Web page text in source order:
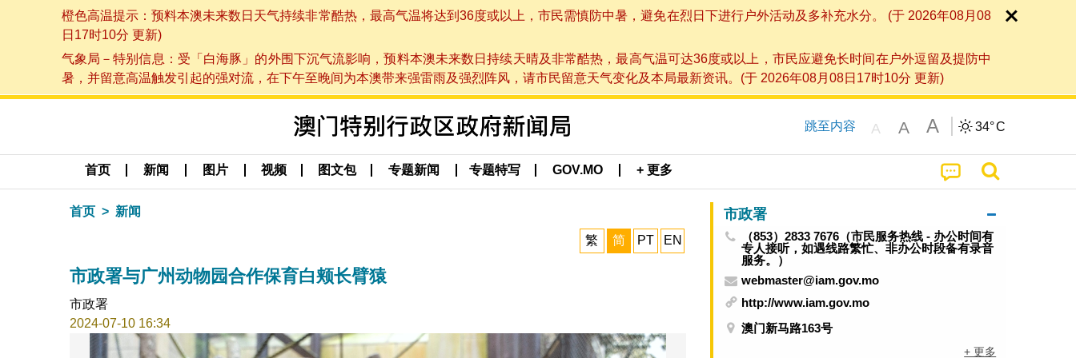
橙色高温提示：预料本澳未来数日天气持续非常酷热，最高气温将达到36度或以上，市民需慎防中暑，避免在烈日下进行户外活动及多补充水分。 (于 2026年08月08
日17时10分 更新)
气象局－特别信息：受「白海豚」的外围下沉气流影响，预料本澳未来数日持续天晴及非常酷热，最高气温可达36度或以上，市民应避免长时间在户外逗留及提防中
暑，并留意高温触发引起的强对流，在下午至晚间为本澳带来强雷雨及强烈阵风，请市民留意天气变化及本局最新资讯。(于 2026年08月08日17时10分 更新)
跳至内容 A A A 34°C
首页 新闻 图片 视频 图文包 专题新闻 专题特写 GOV.MO + 更多
首页 新闻
繁 简 PT EN
市政署与广州动物园合作保育白颊长臂猿
市政署
2024-07-10 16:34
市政署
（853）2833 7676（市民服务热线 - 办公时间有
专人接听，如遇线路繁忙、非办公时段备有录音
服务。）
webmaster@iam.gov.mo
http://www.iam.gov.mo
澳门新马路163号
+ 更多